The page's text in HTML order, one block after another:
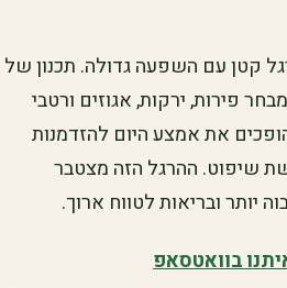
קטן עם השפעה גדולה. תכנון של
פירות, ירקות, אגוזים ורטבי
את אמצע היום להזדמנות
שיפוט. ההרגל הזה מצטבר
יותר ובריאות לטווח ארוך.
בוואטסאפ